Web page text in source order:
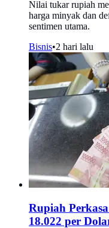
Nilai tukar rupiah
harga minyak dan
sentimen utama.
Bisnis•2 hari lalu
Rupiah
18.022 per